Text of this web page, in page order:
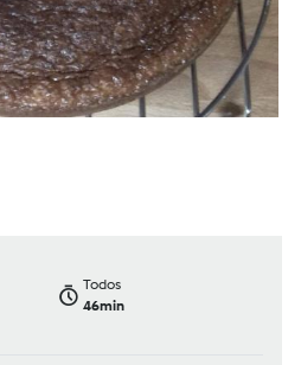
Todos
46min